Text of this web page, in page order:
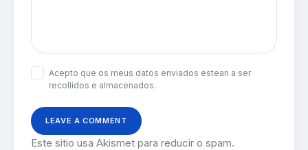
Acepto que os meus datos enviados estean a ser
recollidos e almacenados.
Este sitio usa Akismet para reducir o spam.